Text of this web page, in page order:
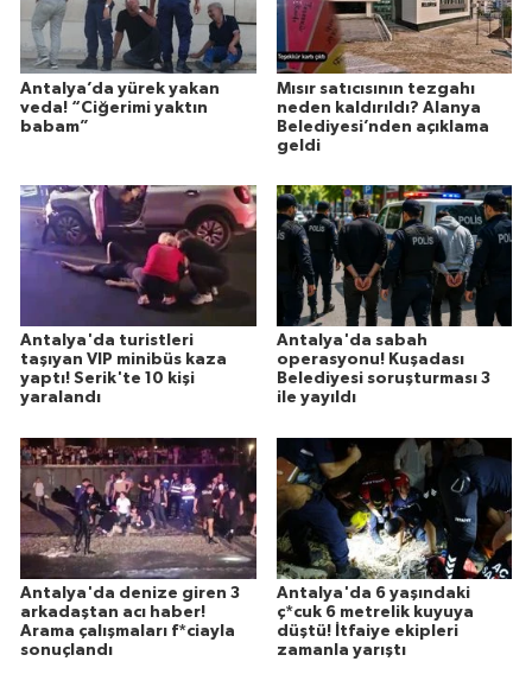
Antalya’da yürek yakan
veda! “Ciğerimi yaktın
babam”
Mısır satıcısının tezgahı
neden kaldırıldı? Alanya
Belediyesi’nden açıklama
geldi
Antalya'da turistleri
taşıyan VIP minibüs kaza
yaptı! Serik'te 10 kişi
yaralandı
Antalya'da sabah
operasyonu! Kuşadası
Belediyesi soruşturması 3
ile yayıldı
Antalya'da denize giren 3
arkadaştan acı haber!
Arama çalışmaları f*ciayla
sonuçlandı
Antalya'da 6 yaşındaki
ç*cuk 6 metrelik kuyuya
düştü! İtfaiye ekipleri
zamanla yarıştı